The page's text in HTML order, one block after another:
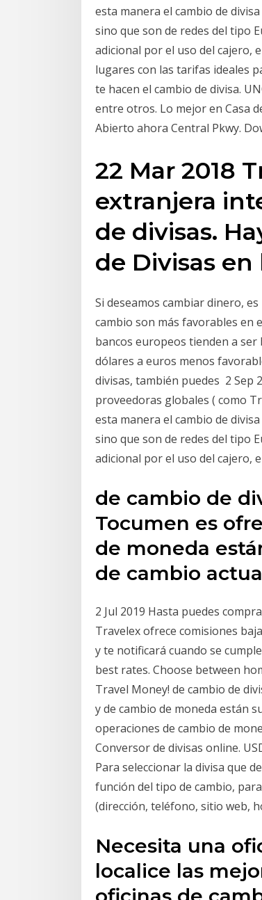
esta manera el cambio de
sino que son de redes del tipo
adicional por el uso del cajero,
lugares con las tarifas ideales
te hacen el cambio de divisa.
entre otros. Lo mejor en Casa
Abierto ahora Central Pkwy.
22 Mar 2018
extranjera
de divisas.
de Divisas en
Si deseamos cambiar dinero,
cambio son más favorables en
bancos europeos tienden a ser
dólares a euros menos
divisas, también puedes 2 Sep
proveedoras globales ( como
esta manera el cambio de
sino que son de redes del tipo
adicional por el uso del cajero,
de cambio de
Tocumen es
de moneda
de cambio
2 Jul 2019 Hasta puedes
Travelex ofrece comisiones
y te notificará cuando se
best rates. Choose between
Travel Money! de cambio de
y de cambio de moneda están
operaciones de cambio de
Conversor de divisas online.
Para seleccionar la divisa que
función del tipo de cambio,
(dirección, teléfono, sitio web,
Necesita una
localice las